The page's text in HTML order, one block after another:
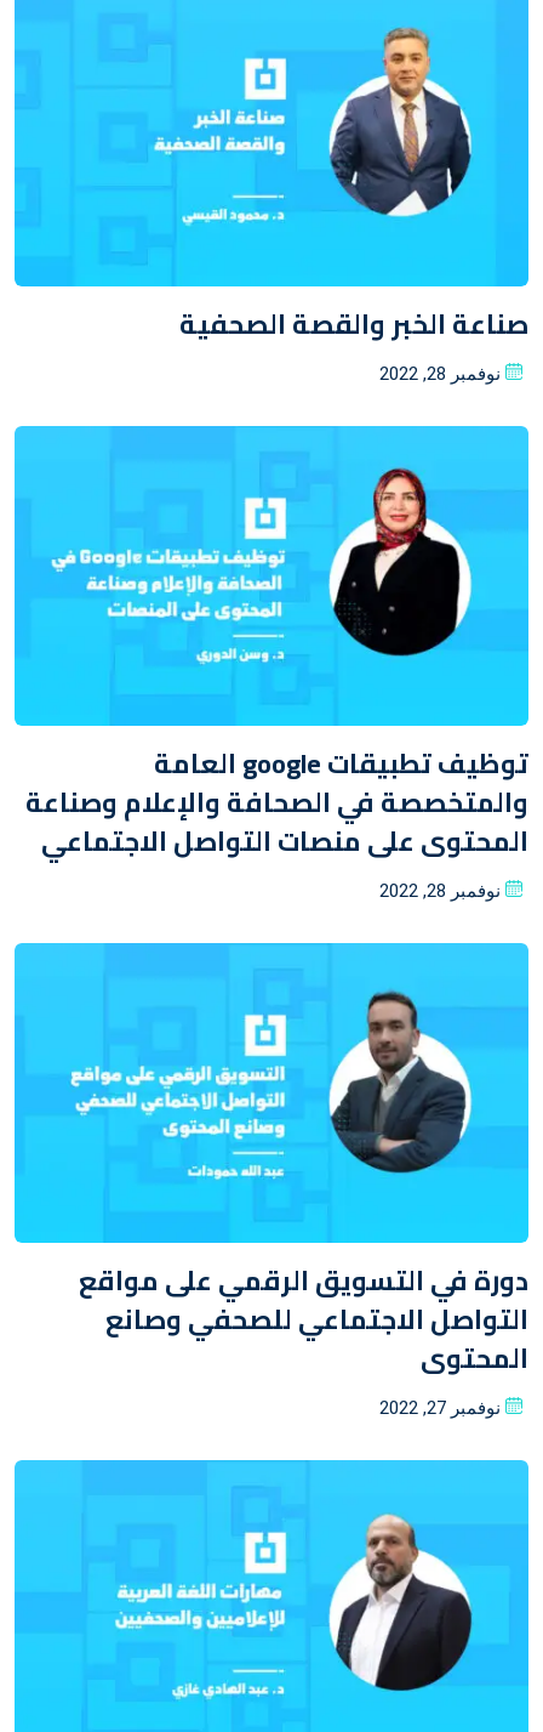
صناعة الخبر والقصة الصحفية
Posted
نوفمبر 28, 2022
توظيف تطبيقات google العامة
والمتخصصة في الصحافة والإعلام وصناعة
المحتوى على منصات التواصل الاجتماعي
Posted
نوفمبر 28, 2022
دورة في التسويق الرقمي على مواقع
التواصل الاجتماعي للصحفي وصانع
المحتوى
Posted
نوفمبر 27, 2022